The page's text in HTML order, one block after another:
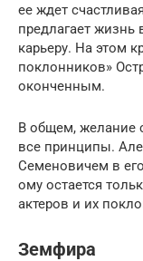
ее ждет
предлагает жизнь
карьеру. На этом
поклонников»
оконченным.
В общем, желание
все принципы.
Семеновичем в
ому остается
актеров и их
Земфира